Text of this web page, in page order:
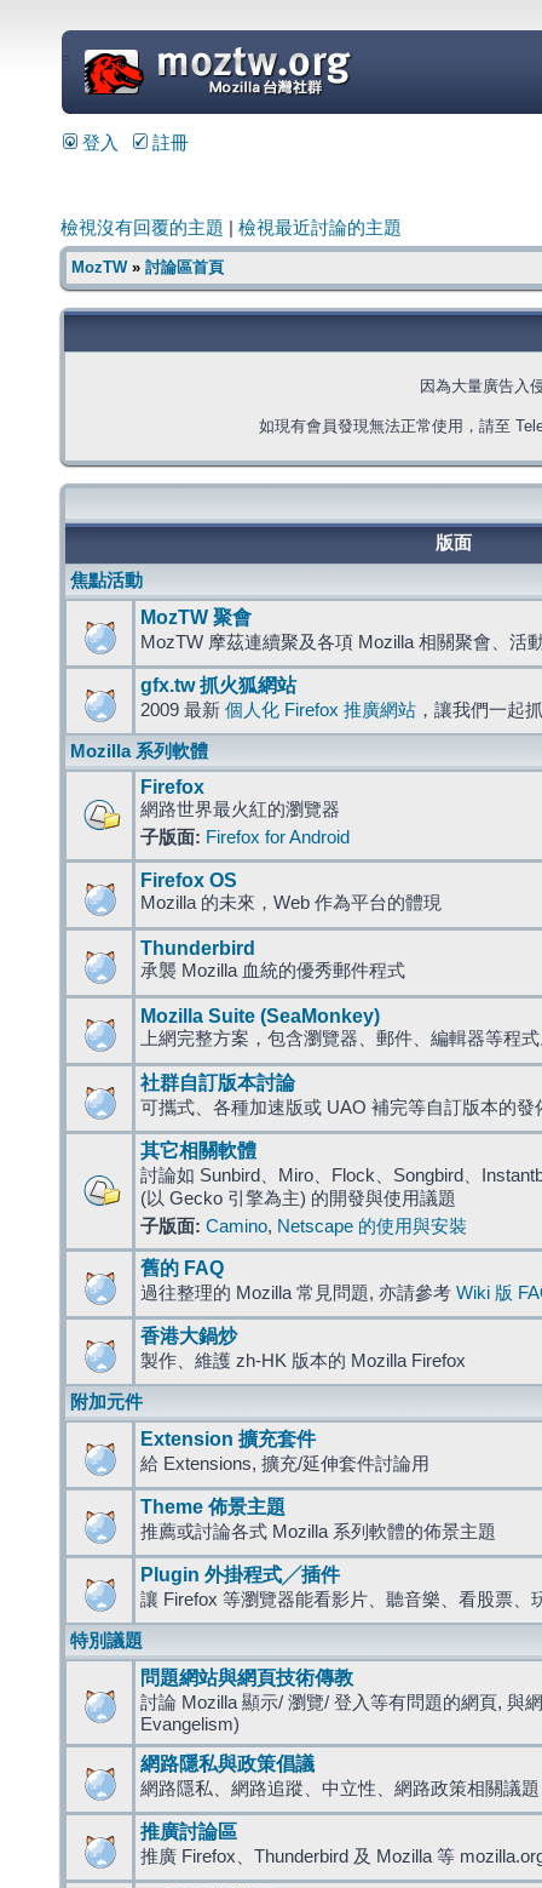
=
登入 註冊
檢視沒有回覆的主題 檢視最近討論的主題
MozTW» 討論區首頁
因為大量廣告入
如現有會員發現無法正常使用，請至
版面
焦點活動
MozTW 聚會
MozTW 摩茲連續聚及各項 Mozilla 相關聚會、活
gfx.tw 抓火狐網站
2009 最新 個人化 Firefox 推廣網站 ，讓我們一起
Mozilla 系列軟體
Firefox
網路世界最火紅的瀏覽器
子版面: Firefox for Android
Firefox OS
Mozilla 的未來，Web 作為平台的體現
Thunderbird
承襲 Mozilla 血統的優秀郵件程式
Mozilla Suite (SeaMonkey)
上網完整方案，包含瀏覽器、郵件、編輯器等程
社群自訂版本討論
可攜式、各種加速版或 UAO 補完等自訂版本的發
其它相關軟體
討論如 Sunbird、Miro、Flock、Songbird、
(以 Gecko 引擎為主) 的開發與使用議題
子版面: Camino, Netscape 的使用與安裝
舊的 FAQ
過往整理的 Mozilla 常見問題, 亦請參考 Wiki 版
香港大鍋炒
製作、維護 zh-HK 版本的 Mozilla Firefox
附加元件
Extension 擴充套件
給 Extensions, 擴充/延伸套件討論用
Theme 佈景主題
推薦或討論各式 Mozilla 系列軟體的佈景主題
Plugin 外掛程式╱插件
讓 Firefox 等瀏覽器能看影片、聽音樂、看股票、
特別議題
問題網站與網頁技術傳教
討論 Mozilla 顯示/ 瀏覽/ 登入等有問題的網頁, 與
Evangelism)
網路隱私與政策倡議
網路隱私、網路追蹤、中立性、網路政策相關議題
推廣討論區
推廣 Firefox、Thunderbird 及 Mozilla 等